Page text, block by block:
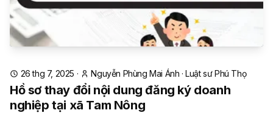
26 thg 7, 2025 · Nguyễn Phùng Mai Ánh ·Luật sư Phú Thọ
Hồ sơ thay đổi nội dung đăng ký doanh
nghiệp tại xã Tam Nông